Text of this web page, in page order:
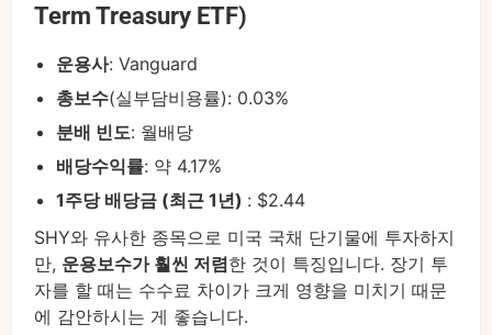
Term Treasury ETF)
운용사: Vanguard
총보수(실부담비용률): 0.03%
분배 빈도: 월배당
배당수익률: 약 4.17%
1주당 배당금 (최근 1년) : $2.44
SHY와 유사한 종목으로 미국 국채 단기물에 투자하지
만, 운용보수가 훨씬 저렴한 것이 특징입니다. 장기 투
자를 할 때는 수수료 차이가 크게 영향을 미치기 때문
에 감안하시는 게 좋습니다.